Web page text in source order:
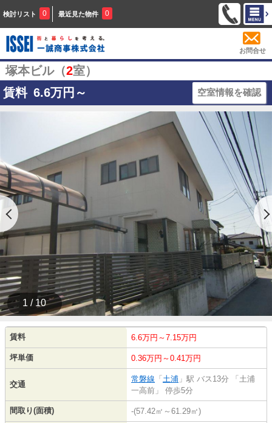
検討リスト 0 最近見た物件 0
お問合せ
塚本ビル（2室）
賃料 6.6万円～ 空室情報を確認
1 / 10
賃料 6.6万円～7.15万円
坪単価 0.36万円～0.41万円
交通
常磐線 「 土浦 」駅 バス13分 「土浦
一高前」 停歩5分
間取り(面積) -(57.42㎡～61.29㎡)